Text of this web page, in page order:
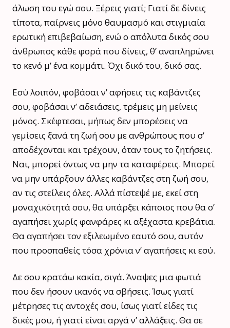
άλωση του εγώ σου. Ξέρεις γιατί; Γιατί δε δίνεις
τίποτα, παίρνεις μόνο θαυμασμό και στιγμιαία
ερωτική επιβεβαίωση, ενώ ο απόλυτα δικός σου
άνθρωπος κάθε φορά που δίνεις, θ’ αναπληρώνει
το κενό μ’ ένα κομμάτι. Όχι δικό του, δικό σας.
Εσύ λοιπόν, φοβάσαι ν’ αφήσεις τις καβάντζες
σου, φοβάσαι ν’ αδειάσεις, τρέμεις μη μείνεις
μόνος. Σκέφτεσαι, μήπως δεν μπορέσεις να
γεμίσεις ξανά τη ζωή σου με ανθρώπους που σ’
αποδέχονται και τρέχουν, όταν τους το ζητήσεις.
Ναι, μπορεί όντως να μην τα καταφέρεις. Μπορεί
να μην υπάρξουν άλλες καβάντζες στη ζωή σου,
αν τις στείλεις όλες. Αλλά πίστεψέ με, εκεί στη
μοναχικότητά σου, θα υπάρξει κάποιος που θα σ’
αγαπήσει χωρίς φανφάρες κι αξέχαστα κρεβάτια.
Θα αγαπήσει τον εξιλεωμένο εαυτό σου, αυτόν
που προσπαθείς τόσα χρόνια ν’ αγαπήσεις κι εσύ.
Δε σου κρατάω κακία, σιγά. Άναψες μια φωτιά
που δεν ήσουν ικανός να σβήσεις. Ίσως γιατί
μέτρησες τις αντοχές σου, ίσως γιατί είδες τις
δικές μου, ή γιατί είναι αργά ν’ αλλάξεις. Θα σε